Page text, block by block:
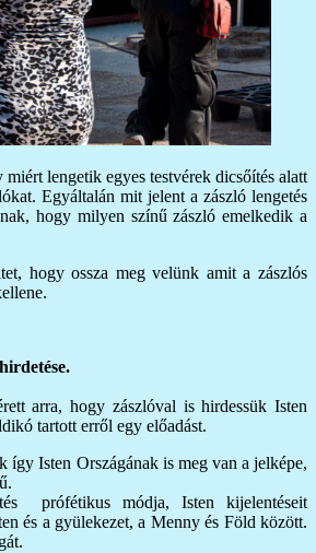
lengetik egyes testvérek dicsőítés alatt
Egyáltalán mit jelent a zászló lengetés
hogy milyen színű zászló emelkedik a
hogy ossza meg velünk amit a zászlós
arra, hogy zászlóval is hirdessük Isten
tartott erről egy előadást.
így Isten Országának is meg van a jelképe,
prófétikus módja, Isten kijelentéseit
és a gyülekezet, a Menny és Föld között.